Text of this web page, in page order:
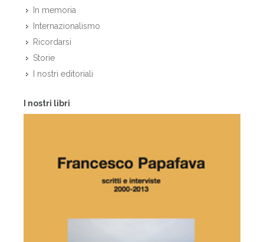
In memoria
Internazionalismo
Ricordarsi
Storie
I nostri editoriali
I nostri libri